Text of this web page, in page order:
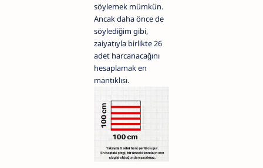
söylemek mümkün.
Ancak daha önce de
söylediğim gibi,
zaiyatıyla birlikte 26
adet harcanacağını
hesaplamak en
mantıklısı.